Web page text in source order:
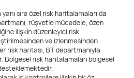
sıra özel risk haritalamaları da
rüşvetle mücadele, özen
ilişkin düzenleyici risk
ve izlenmesinden
risk haritası, BT departmanıyla
Bölgesel risk haritalamaları bölgesel